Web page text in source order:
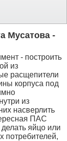
Мусатова -
- построить
из
расщепители
корпуса под
из
насверлить
ПАС
яйцо или
потребителей,